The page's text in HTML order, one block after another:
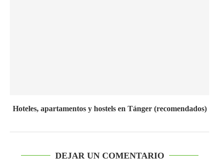
Hoteles, apartamentos y hostels en Tánger (recomendados)
DEJAR UN COMENTARIO